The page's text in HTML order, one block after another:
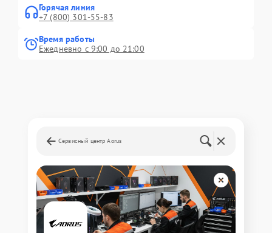
Горячая линия
+7 (800) 301-55-83
Время работы
Ежедневно с 9:00 до 21:00
Сервисный центр Aorus